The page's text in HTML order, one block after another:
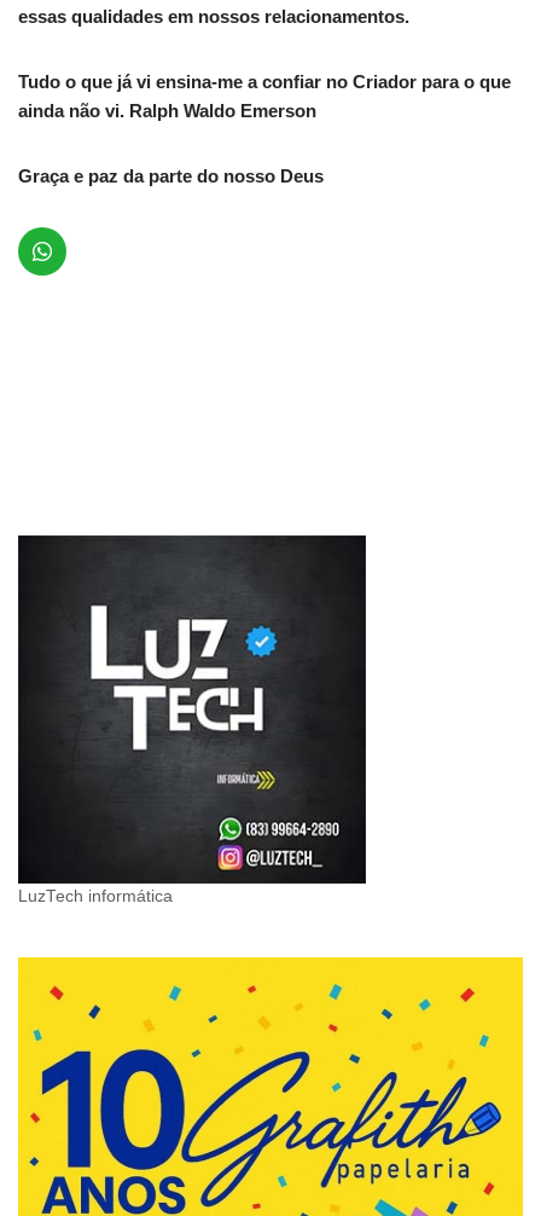
essas qualidades em nossos relacionamentos.
Tudo o que já vi ensina-me a confiar no Criador para o que
ainda não vi. Ralph Waldo Emerson
Graça e paz da parte do nosso Deus
LuzTech informática